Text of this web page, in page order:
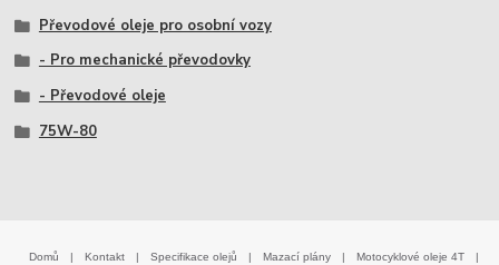
Převodové oleje pro osobní vozy
- Pro mechanické převodovky
- Převodové oleje
75W-80
Domů | Kontakt | Specifikace olejů | Mazací plány | Motocyklové oleje 4T
|